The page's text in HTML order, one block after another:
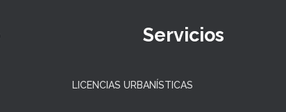
Servicios
LICENCIAS URBANÍSTICAS